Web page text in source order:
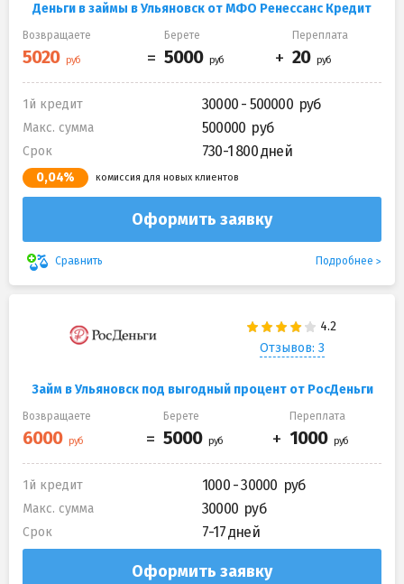
Деньги в займы в Ульяновск от МФО Ренессанс Кредит
Возвращаете Берете Переплата
1й кредит 30000 - 500000
Макс. сумма 500000
Срок 730-1 800 дней
0,04% комиссия для новых клиентов
Оформить заявку
Сравнить Подробнее
Отзывов: 3
Займ в Ульяновск под выгодный процент от РосДеньги
Возвращаете Берете Переплата
1й кредит 1000 - 30000
Макс. сумма 30000
Срок 7-17 дней
Оформить заявку